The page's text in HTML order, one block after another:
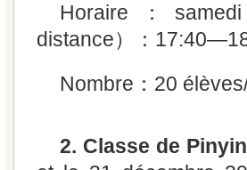
Horaire：
distance）：
Nombre：20
2. Classe de Pinyin